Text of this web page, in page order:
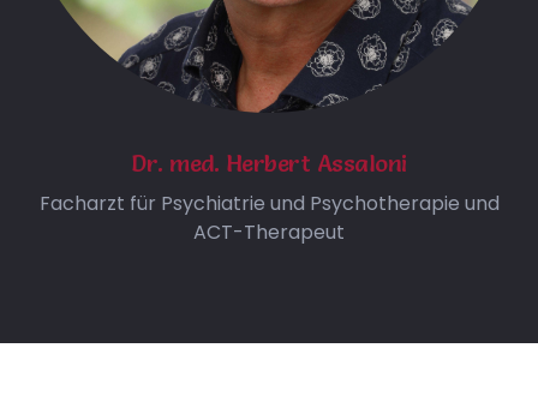
Dr. med. Herbert Assaloni
Facharzt für Psychiatrie und Psychotherapie und
ACT-Therapeut